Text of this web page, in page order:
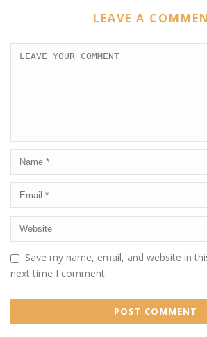
LEAVE A
Save my name, email, and website in
next time I comment.